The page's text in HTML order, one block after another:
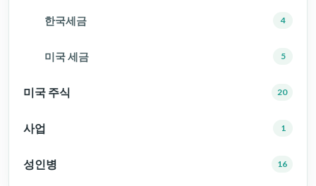
한국세금 4
미국 세금 5
미국 주식 20
사업 1
성인병 16